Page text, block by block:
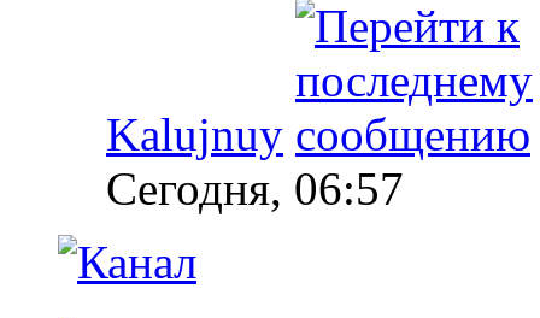
Kalujnuy
Сегодня, 06:57